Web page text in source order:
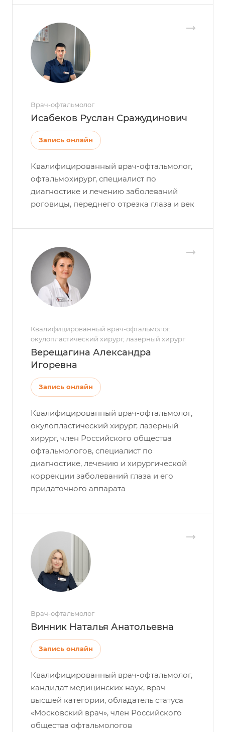
Врач-офтальмолог
Исабеков Руслан Сражудинович
Запись онлайн
Квалифицированный врач-офтальмолог,
офтальмохирург, специалист по
диагностике и лечению заболеваний
роговицы, переднего отрезка глаза и век
Квалифицированный врач-офтальмолог,
окулопластический хирург, лазерный хирург
Верещагина Александра
Игоревна
Запись онлайн
Квалифицированный врач-офтальмолог,
окулопластический хирург, лазерный
хирург, член Российского общества
офтальмологов, специалист по
диагностике, лечению и хирургической
коррекции заболеваний глаза и его
придаточного аппарата
Врач-офтальмолог
Винник Наталья Анатольевна
Запись онлайн
Квалифицированный врач-офтальмолог,
кандидат медицинских наук, врач
высшей категории, обладатель статуса
«Московский врач», член Российского
общества офтальмологов